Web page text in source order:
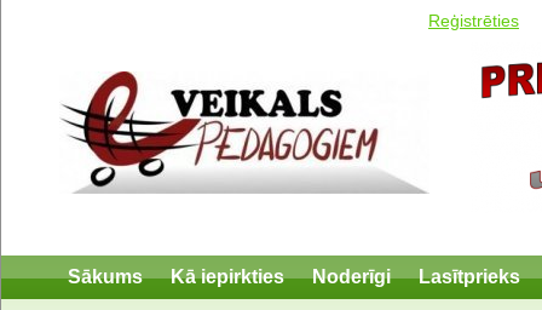
Reģistrēties
Sākums Kā iepirkties Noderīgi Lasītprieks